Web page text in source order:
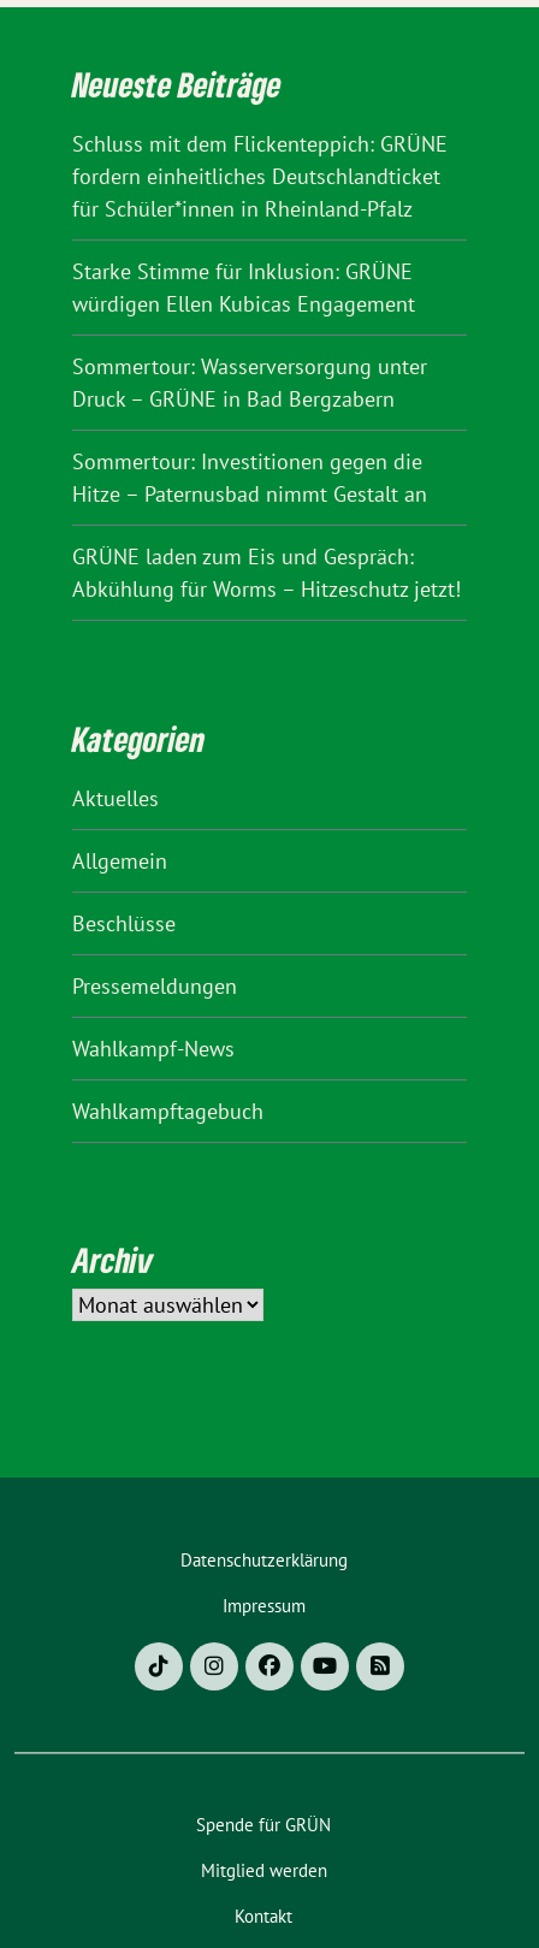
Neueste Beiträge
Schluss mit dem Flickenteppich: GRÜNE
fordern einheitliches Deutschlandticket
für Schüler*innen in Rheinland-Pfalz
Starke Stimme für Inklusion: GRÜNE
würdigen Ellen Kubicas Engagement
Sommertour: Wasserversorgung unter
Druck – GRÜNE in Bad Bergzabern
Sommertour: Investitionen gegen die
Hitze – Paternusbad nimmt Gestalt an
GRÜNE laden zum Eis und Gespräch:
Abkühlung für Worms – Hitzeschutz jetzt!
Kategorien
Aktuelles
Allgemein
Beschlüsse
Pressemeldungen
Wahlkampf-News
Wahlkampftagebuch
Archiv
Datenschutzerklärung
Impressum
Spende für GRÜN
Mitglied werden
Kontakt